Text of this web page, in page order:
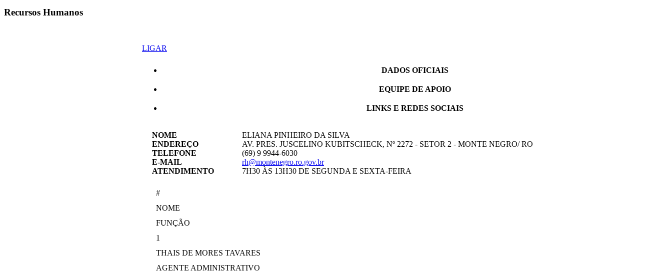
Recursos Humanos
LIGAR
DADOS OFICIAIS
EQUIPE DE APOIO
LINKS E REDES SOCIAIS
NOME
ELIANA PINHEIRO DA SILVA
ENDEREÇO
AV. PRES. JUSCELINO KUBITSCHECK, Nº 2272 - SETOR 2 - MONTE NEGRO/ RO
TELEFONE
(69) 9 9944-6030
E-MAIL
rh@montenegro.ro.gov.br
ATENDIMENTO
7H30 ÀS 13H30 DE SEGUNDA E SEXTA-FEIRA
#
NOME
FUNÇÃO
1
THAIS DE MORES TAVARES
AGENTE ADMINISTRATIVO